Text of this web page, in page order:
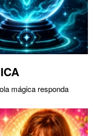
mágica responda